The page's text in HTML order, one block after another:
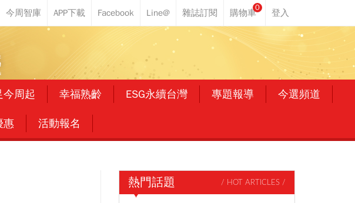
0
今周起 幸福熟齡 ESG永續台灣 專題報導 今選頻道
惠 活動報名
熱門話題 / HOT ARTICLES /